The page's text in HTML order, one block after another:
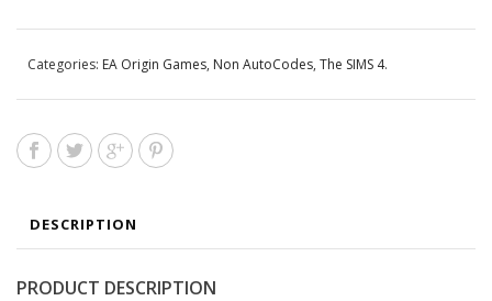
Categories: EA Origin Games, Non AutoCodes, The SIMS 4.
DESCRIPTION
PRODUCT DESCRIPTION